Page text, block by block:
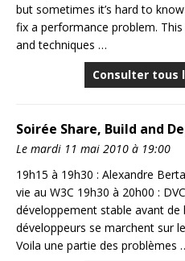
but sometimes it’s hard to
fix a performance problem.
and techniques …
Consulter tous
Soirée Share, Build and
Le mardi 11 mai 2010 à 19:00
19h15 à 19h30 : Alexandre
vie au W3C 19h30 à 20h00 :
développement stable avant de
développeurs se marchent sur
Voila une partie des problèmes